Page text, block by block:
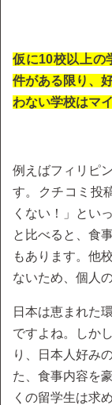
仮に10校以上の
件がある限り、
わない学校はマ
例えばフィリピ
す。クチコミ投
くない！」とい
と比べると、食
もあります。他
ないため、個人
日本は恵まれた
ですよね。しか
り、日本人好み
た、食事内容を
くの留学生は求